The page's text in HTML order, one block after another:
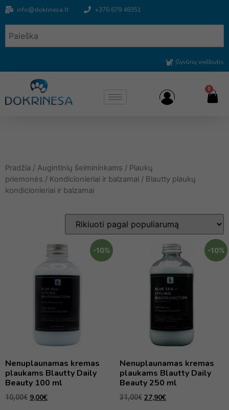
info@dokrinesa.lt +370 679 48351
Gyvūnų viešbutis
0
Pradžia / Augintinių šeimininkams / Plaukų
priemonės / Kondicionieriai ir balzamai / Blautty plaukų
kondicionieriai ir balzamai
-10%
Nenuplaunamas kremas
plaukams Blautty Daily
Beauty 100 ml
10,00€ 9,00€
-10%
Nenuplaunamas kremas
plaukams Blautty Daily
Beauty 250 ml
31,00€ 27,90€